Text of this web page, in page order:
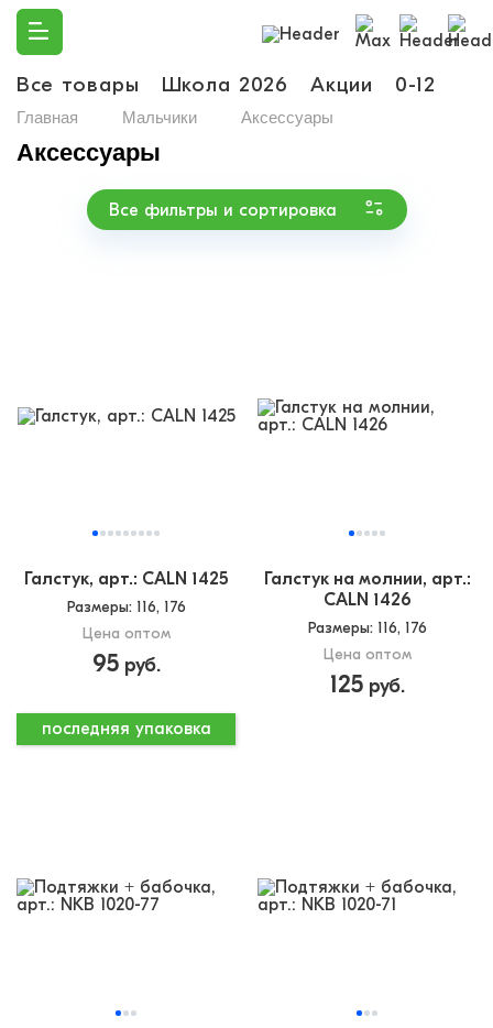
Все товары Школа 2026 Акции 0-12
Главная Мальчики Аксессуары
Аксессуары
Все фильтры и сортировка
Галстук, арт.: CALN 1425
Размеры: 116, 176
Цена оптом
95руб.
Галстук на молнии, арт.:
CALN 1426
Размеры: 116, 176
Цена оптом
125руб.
последняя упаковка